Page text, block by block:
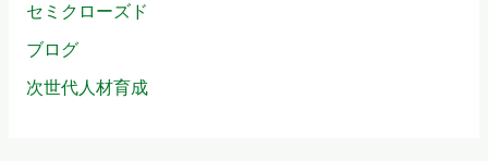
セミクローズド
ブログ
次世代人材育成